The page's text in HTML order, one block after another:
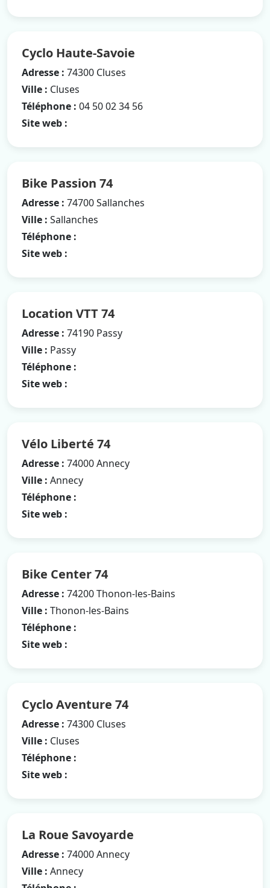
Cyclo Haute-Savoie
Adresse : 74300 Cluses
Ville : Cluses
Téléphone : 04 50 02 34 56
Site web :
Bike Passion 74
Adresse : 74700 Sallanches
Ville : Sallanches
Téléphone :
Site web :
Location VTT 74
Adresse : 74190 Passy
Ville : Passy
Téléphone :
Site web :
Vélo Liberté 74
Adresse : 74000 Annecy
Ville : Annecy
Téléphone :
Site web :
Bike Center 74
Adresse : 74200 Thonon-les-Bains
Ville : Thonon-les-Bains
Téléphone :
Site web :
Cyclo Aventure 74
Adresse : 74300 Cluses
Ville : Cluses
Téléphone :
Site web :
La Roue Savoyarde
Adresse : 74000 Annecy
Ville : Annecy